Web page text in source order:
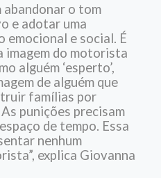
abandonar o tom
e adotar uma
emocional e social. É
imagem do motorista
alguém ‘esperto’,
de alguém que
famílias por
punições precisam
de tempo. Essa
nenhum
explica Giovanna